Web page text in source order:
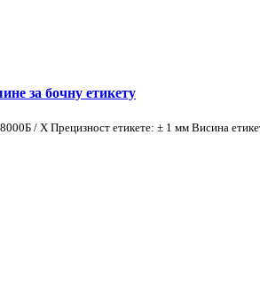
за бочну етикету
/ Х Прецизност етикете: ± 1 мм Висина